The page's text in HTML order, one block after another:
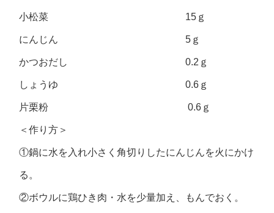
小松菜 15ｇ
にんじん 5ｇ
かつおだし 0.2ｇ
しょうゆ 0.6ｇ
片栗粉 0.6ｇ
＜作り方＞
①鍋に水を入れ小さく角切りしたにんじんを火にかけ
る。
②ボウルに鶏ひき肉・水を少量加え、もんでおく。